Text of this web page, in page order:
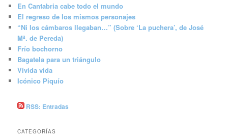
En Cantabria cabe todo el mundo
El regreso de los mismos personajes
“Ni los cámbaros llegaban…” (Sobre ‘La puchera’, de José
Mª. de Pereda)
Frío bochorno
Bagatela para un triángulo
Vívida vida
Icónico Piquío
RSS: Entradas
CATEGORÍAS